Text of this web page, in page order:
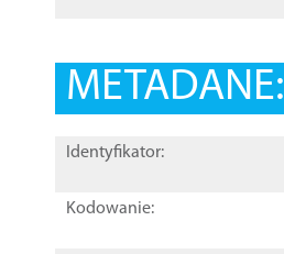
METADANE:
Identyfikator:
Kodowanie: